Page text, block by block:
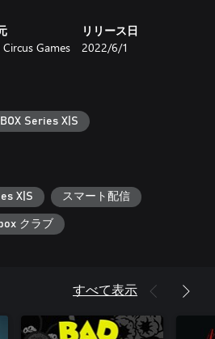
Circus Games
リリース日
2022/6/1
Series X|S
X|S スマート配信
クラブ
すべて表示